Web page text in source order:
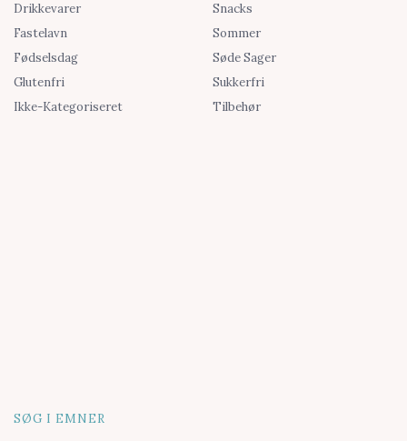
Drikkevarer
Fastelavn
Fødselsdag
Glutenfri
Ikke-Kategoriseret
Snacks
Sommer
Søde Sager
Sukkerfri
Tilbehør
SØG I EMNER